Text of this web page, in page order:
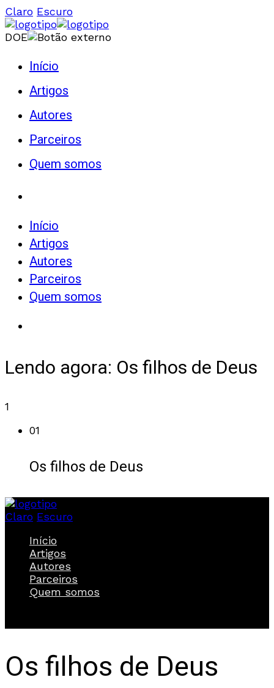
Claro Escuro
DOE
Início
Artigos
Autores
Parceiros
Quem somos
Início
Artigos
Autores
Parceiros
Quem somos
Lendo agora: Os filhos de Deus
1
01
Os filhos de Deus
Claro Escuro
Início
Artigos
Autores
Parceiros
Quem somos
Os filhos de Deus